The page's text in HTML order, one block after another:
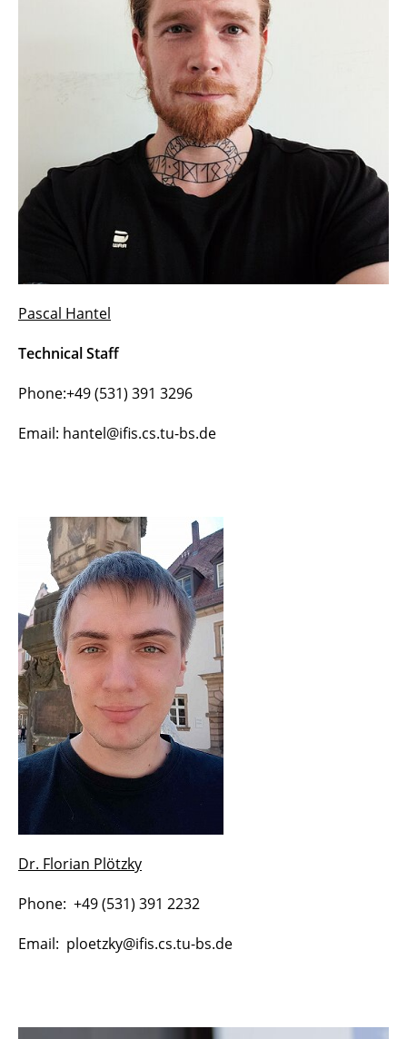
Pascal Hantel
Technical Staff
Phone:+49 (531) 391 3296
Email: hantel@ifis.cs.tu-bs.de
Dr. Florian Plötzky
Phone: +49 (531) 391 2232
Email: ploetzky@ifis.cs.tu-bs.de